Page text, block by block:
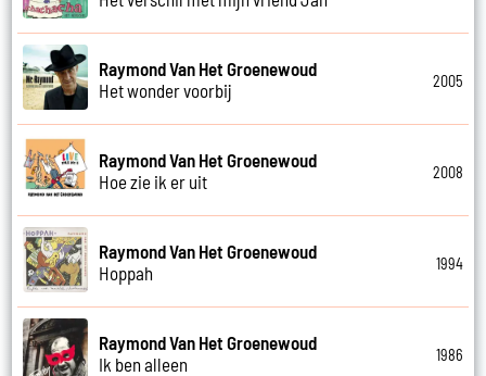
Raymond Van Het Groenewoud
Het wonder voorbij
2005
Raymond Van Het Groenewoud
Hoe zie ik er uit
2008
Raymond Van Het Groenewoud
Hoppah
1994
Raymond Van Het Groenewoud
Ik ben alleen
1986